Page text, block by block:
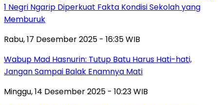
1 Negri Ngarip Diperkuat Fakta Kondisi Sekolah yang
Memburuk
Rabu, 17 Desember 2025 - 16:35 WIB
Wabup Mad Hasnurin: Tutup Batu Harus Hati-hati,
Jangan Sampai Balak Enamnya Mati
Minggu, 14 Desember 2025 - 10:23 WIB